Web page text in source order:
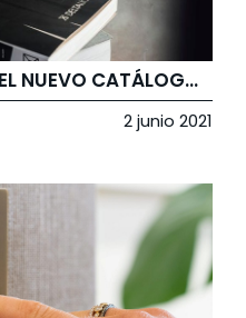
THE LIGHTING BIBLE 14, EL NUEVO CATÁLOGO DE DELTA LIGHT
2 junio 2021